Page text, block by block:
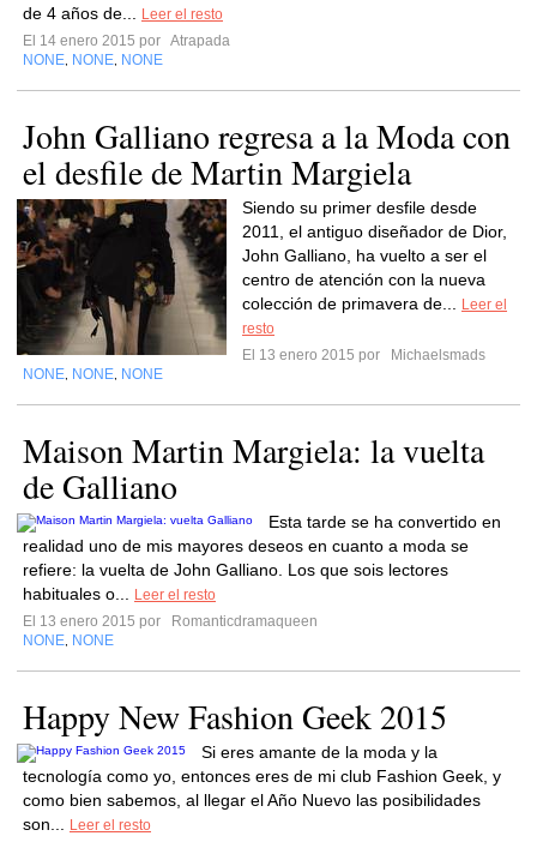
de 4 años de...
Leer el resto
El 14 enero 2015 por Atrapada
NONE NONE NONE
John Galliano regresa a la Moda con
el desfile de Martin Margiela
Siendo su primer desfile desde
2011, el antiguo diseñador de Dior,
John Galliano, ha vuelto a ser el
centro de atención con la nueva
colección de primavera de...
Leer el
resto
El 13 enero 2015 por
Michaelsmads
NONE NONE NONE
Maison Martin Margiela: la vuelta
de Galliano
Esta tarde se ha convertido en
realidad uno de mis mayores deseos en cuanto a moda se
refiere: la vuelta de John Galliano. Los que sois lectores
habituales o...
Leer el resto
El 13 enero 2015 por
Romanticdramaqueen
NONE NONE
Happy New Fashion Geek 2015
Si eres amante de la moda y la
tecnología como yo, entonces eres de mi club Fashion Geek, y
como bien sabemos, al llegar el Año Nuevo las posibilidades
son...
Leer el resto